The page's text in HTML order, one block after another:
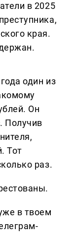
в 2025
края.
один из
Он
Получив
Тот
раз.
в твоем